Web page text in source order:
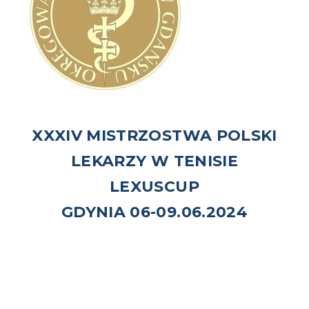
XXXIV MISTRZOSTWA POLSKI
LEKARZY W TENISIE
LEXUSCUP
GDYNIA 06-09.06.2024